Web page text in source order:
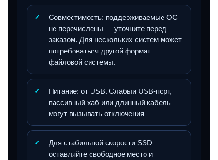
✓
Совместимость: поддерживаемые ОС
не перечислены — уточните перед
заказом. Для нескольких систем может
потребоваться другой формат
файловой системы.
✓
Питание: от USB. Слабый USB‑порт,
пассивный хаб или длинный кабель
могут вызывать отключения.
✓
Для стабильной скорости SSD
оставляйте свободное место и